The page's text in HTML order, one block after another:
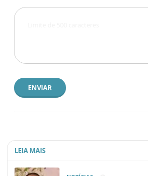
ENVIAR
LEIA MAIS